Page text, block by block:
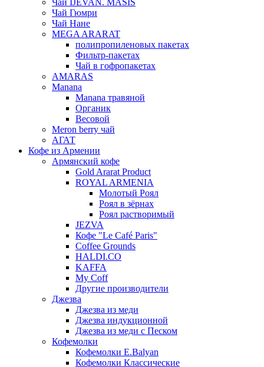
Чай IJEVAN. MASIS
Чай Гюмри
Чай Нане
MEGA ARARAT
полипропиленовых пакетах
Фильтр-пакетах
Чай в гофропакетах
AMARAS
Manana
Manana травяной
Органик
Весовой
Meron berry чай
АГАТ
Кофе из Армении
Армянский кофе
Gold Ararat Product
ROYAL ARMENIA
Молотый Роял
Роял в зёрнах
Роял растворимый
JEZVA
Кофе "Le Café Paris"
Coffee Grounds
HALDI.CO
KAFFA
My Coff
Другие производители
Джезва
Джезва из меди
Джезва индукционной
Джезва из меди с Песком
Кофемолки
Кофемолки E.Balyan
Кофемолки Классические